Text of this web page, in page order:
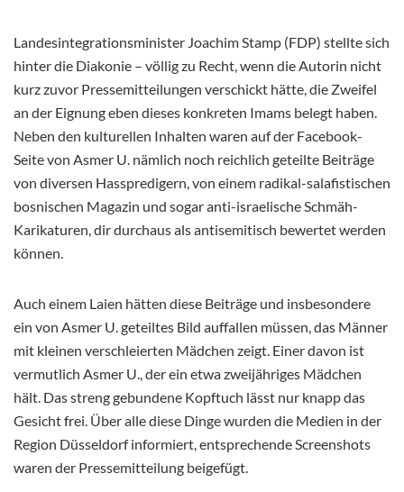
Landesintegrationsminister Joachim Stamp (FDP) stellte sich
hinter die Diakonie – völlig zu Recht, wenn die Autorin nicht
kurz zuvor Pressemitteilungen verschickt hätte, die Zweifel
an der Eignung eben dieses konkreten Imams belegt haben.
Neben den kulturellen Inhalten waren auf der Facebook-
Seite von Asmer U. nämlich noch reichlich geteilte Beiträge
von diversen Hasspredigern, von einem radikal-salafistischen
bosnischen Magazin und sogar anti-israelische Schmäh-
Karikaturen, dir durchaus als antisemitisch bewertet werden
können.
Auch einem Laien hätten diese Beiträge und insbesondere
ein von Asmer U. geteiltes Bild auffallen müssen, das Männer
mit kleinen verschleierten Mädchen zeigt. Einer davon ist
vermutlich Asmer U., der ein etwa zweijähriges Mädchen
hält. Das streng gebundene Kopftuch lässt nur knapp das
Gesicht frei. Über alle diese Dinge wurden die Medien in der
Region Düsseldorf informiert, entsprechende Screenshots
waren der Pressemitteilung beigefügt.